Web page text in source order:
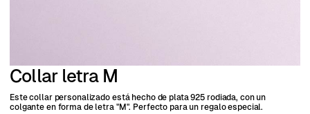
Collar letra M
Este collar personalizado está hecho de plata 925 rodiada, con un
colgante en forma de letra "M". Perfecto para un regalo especial.